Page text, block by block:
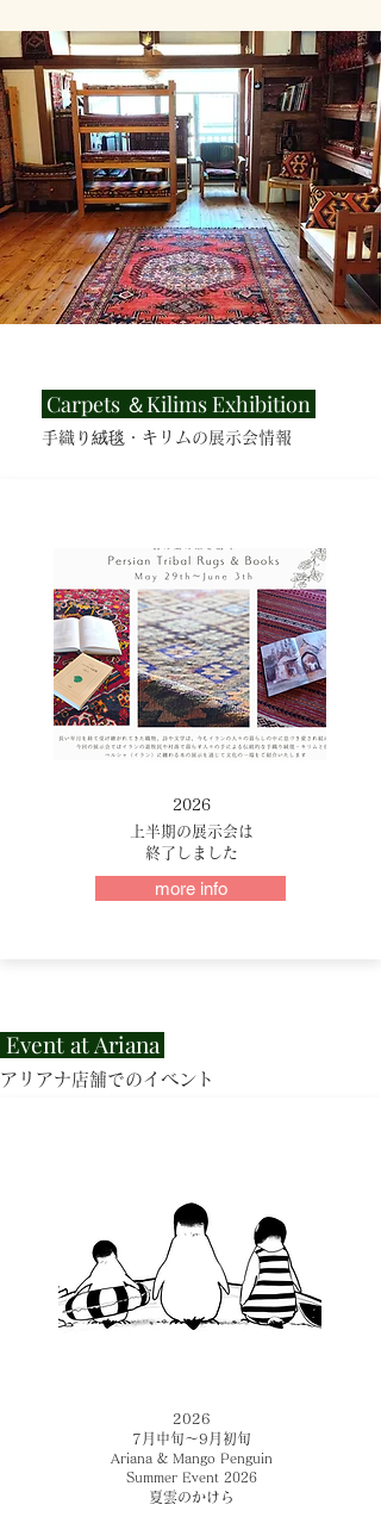
Carpets ＆Kilims Exhibition
手織り絨毯・キリムの展示会情報
2026
上半期の展示会は
​終了しました
more info
Event at Ariana
アリアナ店舗でのイベン ト
2026
7月中旬～9月初旬
Ariana & Mango Penguin
Summer Event 2026
夏雲のかけら